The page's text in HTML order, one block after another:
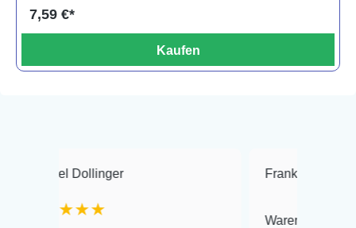
7,59 €*
Kaufen
Frank Hackmayer
Warenanlieferung Top und